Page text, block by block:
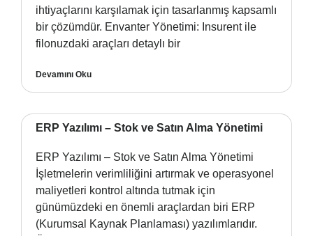
ihtiyaçlarını karşılamak için tasarlanmış kapsamlı
bir çözümdür. Envanter Yönetimi: Insurent ile
filonuzdaki araçları detaylı bir
Devamını Oku
ERP Yazılımı – Stok ve Satın Alma Yönetimi
ERP Yazılımı – Stok ve Satın Alma Yönetimi
İşletmelerin verimliliğini artırmak ve operasyonel
maliyetleri kontrol altında tutmak için
günümüzdeki en önemli araçlardan biri ERP
(Kurumsal Kaynak Planlaması) yazılımlarıdır.